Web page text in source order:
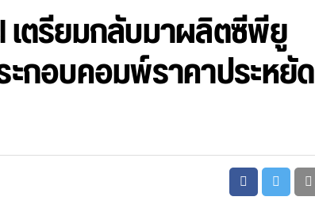
เตรียมกลับมาผลิตซีพียู
ะกอบคอมพ์ราคาประหยัด